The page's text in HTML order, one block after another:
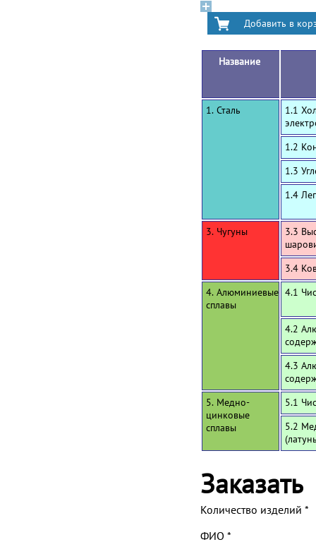
Название
1. Сталь
1.1
1.2
1.3
1.4
3. Чугуны
3.3
3.4
4. Алюминиевые
сплавы
4.1
4.2
4.3
5. Медно-
цинковые
сплавы
5.1
5.2
Заказать
Количество изделий *
ФИО *